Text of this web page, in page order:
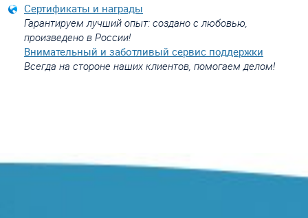
Сертификаты и награды
Гарантируем лучший опыт: создано с любовью,
произведено в России!
Внимательный и заботливый сервис поддержки
Всегда на стороне наших клиентов, помогаем делом!